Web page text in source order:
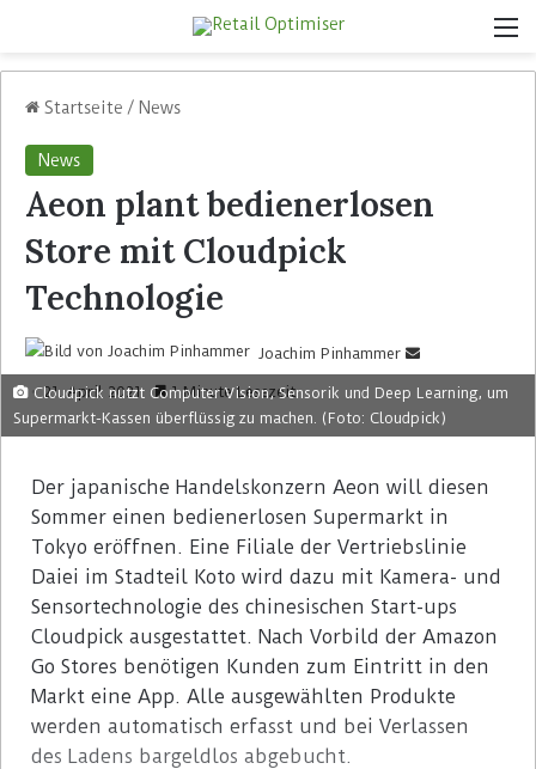
Startseite / News
News
Aeon plant bedienerlosen
Store mit Cloudpick
Technologie
Joachim Pinhammer
21. April 2021 1 Minute Lesezeit
Cloudpick nutzt Computer Vision, Sensorik und Deep Learning, um
Supermarkt-Kassen überflüssig zu machen. (Foto: Cloudpick)
Der japanische Handelskonzern Aeon will diesen
Sommer einen bedienerlosen Supermarkt in
Tokyo eröffnen. Eine Filiale der Vertriebslinie
Daiei im Stadteil Koto wird dazu mit Kamera- und
Sensortechnologie des chinesischen Start-ups
Cloudpick ausgestattet. Nach Vorbild der Amazon
Go Stores benötigen Kunden zum Eintritt in den
Markt eine App. Alle ausgewählten Produkte
werden automatisch erfasst und bei Verlassen
des Ladens bargeldlos abgebucht.